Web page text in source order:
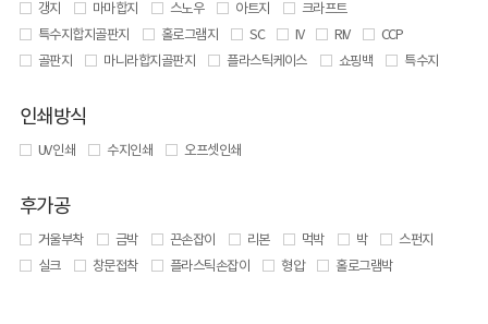
갱지 마마합지 스노우 아트지
크라프트
특수지합지골판지
홀로그램지 SC IV RIV
CCP
골판지
마니라합지골판지 플라스틱케이스 쇼핑백 특수지
인쇄방식
UV 인쇄 수지인쇄 오프셋인쇄
후가공
거울부착 금박 끈손잡이 리본 먹박 박
스펀지
실크
창문접착 플라스틱손잡이 형압 홀로그램박